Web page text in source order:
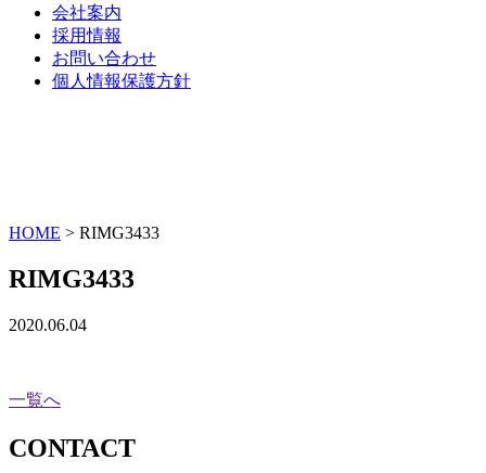
会社案内
採用情報
お問い合わせ
個人情報保護方針
HOME > RIMG3433
RIMG3433
2020.06.04
一覧へ
CONTACT